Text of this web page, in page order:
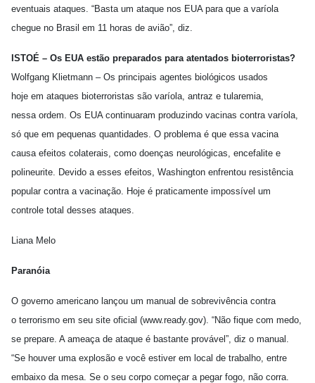
eventuais ataques. “Basta um ataque nos EUA para que a varíola
chegue no Brasil em 11 horas de avião”, diz.
ISTOÉ – Os EUA estão preparados para atentados bioterroristas?
Wolfgang Klietmann – Os principais agentes biológicos usados
hoje em ataques bioterroristas são varíola, antraz e tularemia,
nessa ordem. Os EUA continuaram produzindo vacinas contra varíola,
só que em pequenas quantidades. O problema é que essa vacina
causa efeitos colaterais, como doenças neurológicas, encefalite e
polineurite. Devido a esses efeitos, Washington enfrentou resistência
popular contra a vacinação. Hoje é praticamente impossível um
controle total desses ataques.
Liana Melo
Paranóia
O governo americano lançou um manual de sobrevivência contra
o terrorismo em seu site oficial (www.ready.gov). “Não fique com medo,
se prepare. A ameaça de ataque é bastante provável”, diz o manual.
“Se houver uma explosão e você estiver em local de trabalho, entre
embaixo da mesa. Se o seu corpo começar a pegar fogo, não corra.